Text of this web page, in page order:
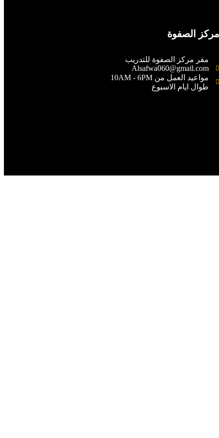
مركز الصفوة
مقر مركز الصفوة للتدريب
Alsafwa060@gmail.com
مواعيد العمل من 10AM - 6PM
طوال ايام الاسبوع